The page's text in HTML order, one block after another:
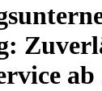
ab